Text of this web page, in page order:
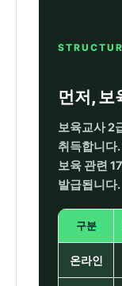
먼저, 보
보육교사 2
취득합니다
보육 관련
발급됩니다.
구분
온라인